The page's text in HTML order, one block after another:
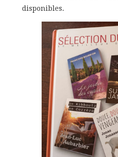
disponibles.